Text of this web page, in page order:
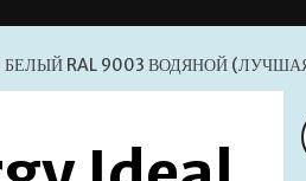
БЕЛЫЙ RAL 9003 ВОДЯНОЙ